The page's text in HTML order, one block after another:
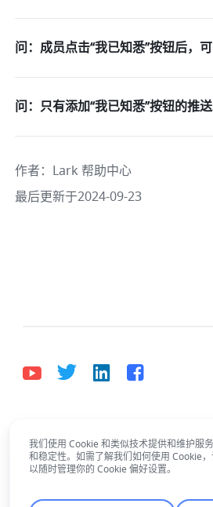
问：成员点击“我已知悉”按钮后，
问：只有添加“我已知悉”按钮的推
作者： Lark 帮助中心
最后更新于2024-09-23
Bahasa Indonesia Deutsch
Français
Italiano
Tiếng Việt
ไทย 한국어 日
Lark使用
我们使用 Cookie 和类似技术提供和维护服
和稳定性。如需了解我们如何使用 Cookie
以随时管理你的 Cookie 偏好设置。